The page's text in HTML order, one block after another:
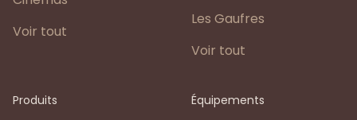
Voir tout
Les Gaufres
Voir tout
Produits Équipements